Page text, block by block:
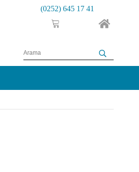
(0252) 645 17 41